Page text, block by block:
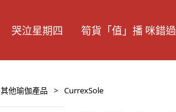
哭泣星期四 筍貨「值」播 咪錯過
其他瑜伽產品 > CurrexSole